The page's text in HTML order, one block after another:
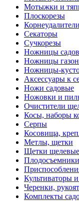
Мотыжки и
Плоскорезы
Секаторы
Сучкорезы
Ножницы
Ножницы
Ножницы-
Аксессуары к
Ножи садовые
Ножовки и
Очистители
Косы, наборы
Серпы
Косовища,
Метлы, щетки
Щетки щелевые
Плодосъемники
Культиваторы
Черенки,
Комплекты